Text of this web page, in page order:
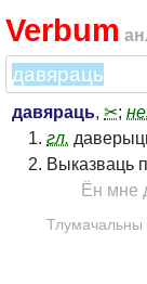
Verbum
давяраць, ✂;
гл.
Выказваць
Ён мне
Тлумачальны